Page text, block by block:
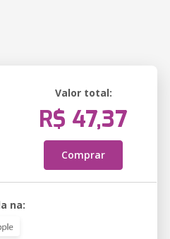
Valor total:
R$ 47,37
Comprar
na: